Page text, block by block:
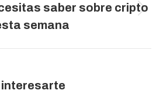
Publicación
siguiente:
saber sobre cripto
semana
interesarte